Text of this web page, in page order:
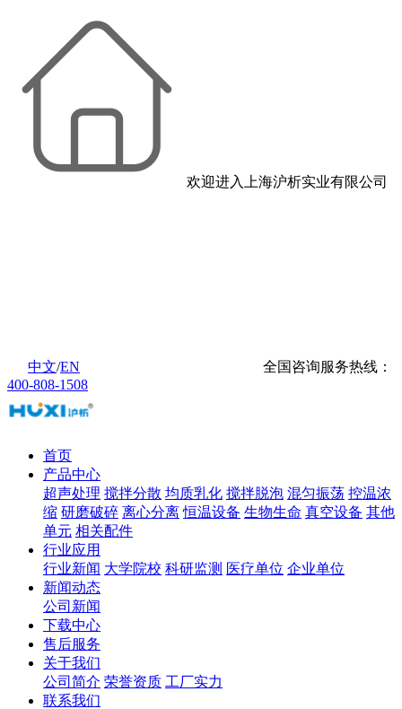
欢迎进入上海沪析实业有限公司
中文/EN
全国咨询服务热线：
400-808-1508
首页
产品中心
超声处理 搅拌分散 均质乳化 搅拌脱泡 混匀振荡 控温浓
缩 研磨破碎 离心分离 恒温设备 生物生命 真空设备 其他
单元 相关配件
行业应用
行业新闻 大学院校 科研监测 医疗单位 企业单位
新闻动态
公司新闻
下载中心
售后服务
关于我们
公司简介 荣誉资质 工厂实力
联系我们